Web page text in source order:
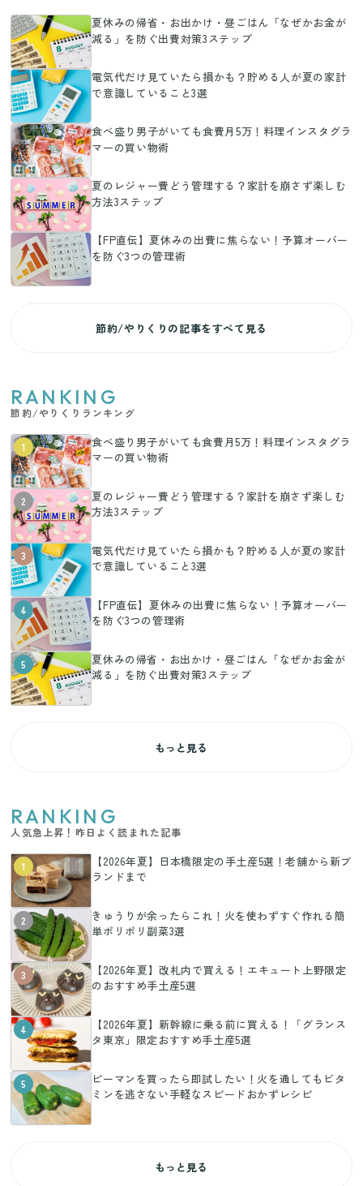
夏休みの帰省・お出かけ・昼ごはん「なぜかお金が
減る」を防ぐ出費対策3ステップ
電気代だけ見ていたら損かも？貯める人が夏の家計
で意識していること3選
食べ盛り男子がいても食費月5万！料理インスタグラ
マーの買い物術
夏のレジャー費どう管理する？家計を崩さず楽しむ
方法3ステップ
【FP直伝】夏休みの出費に焦らない！予算オーバー
を防ぐ3つの管理術
節約/やりくりの記事をすべて見る
RANKING
節約/やりくりランキング
1
食べ盛り男子がいても食費月5万！料理インスタグラ
マーの買い物術
2
夏のレジャー費どう管理する？家計を崩さず楽しむ
方法3ステップ
3
電気代だけ見ていたら損かも？貯める人が夏の家計
で意識していること3選
4
【FP直伝】夏休みの出費に焦らない！予算オーバー
を防ぐ3つの管理術
5
夏休みの帰省・お出かけ・昼ごはん「なぜかお金が
減る」を防ぐ出費対策3ステップ
もっと見る
RANKING
人気急上昇！昨日よく読まれた記事
1
【2026年夏】日本橋限定の手土産5選！老舗から新ブ
ランドまで
2
きゅうりが余ったらこれ！火を使わずすぐ作れる簡
単ポリポリ副菜3選
3
【2026年夏】改札内で買える！エキュート上野限定
のおすすめ手土産5選
4
【2026年夏】新幹線に乗る前に買える！「グランス
タ東京」限定おすすめ手土産5選
5
ピーマンを買ったら即試したい！火を通してもビタ
ミンを逃さない手軽なスピードおかずレシピ
もっと見る